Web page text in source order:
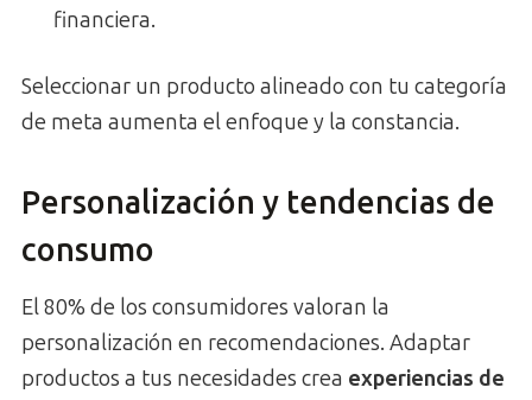
financiera.
Seleccionar un producto alineado con tu categoría
de meta aumenta el enfoque y la constancia.
Personalización y tendencias de
consumo
El 80% de los consumidores valoran la
personalización en recomendaciones. Adaptar
productos a tus necesidades crea experiencias de